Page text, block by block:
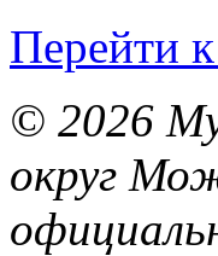
Перейти
© 2026
округ